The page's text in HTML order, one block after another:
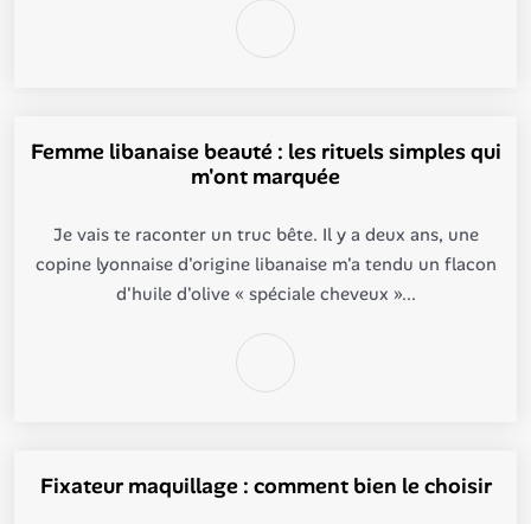
Femme libanaise beauté : les rituels simples qui
m'ont marquée
Je vais te raconter un truc bête. Il y a deux ans, une
copine lyonnaise d'origine libanaise m'a tendu un flacon
d'huile d'olive « spéciale cheveux »...
Fixateur maquillage : comment bien le choisir